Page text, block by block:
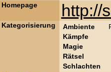
Homepage http://
Kategorisierung Ambiente
Kämpfe
Magie
Rätsel
Schlachten